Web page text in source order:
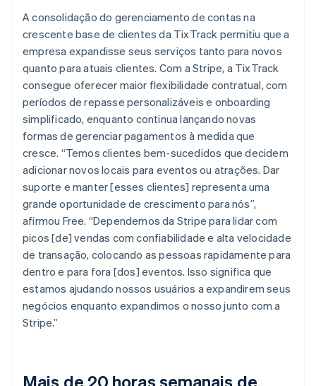
A consolidação do gerenciamento de contas na
crescente base de clientes da TixTrack permitiu que a
empresa expandisse seus serviços tanto para novos
quanto para atuais clientes. Com a Stripe, a TixTrack
consegue oferecer maior flexibilidade contratual, com
períodos de repasse personalizáveis e onboarding
simplificado, enquanto continua lançando novas
formas de gerenciar pagamentos à medida que
cresce. “Temos clientes bem-sucedidos que decidem
adicionar novos locais para eventos ou atrações. Dar
suporte e manter [esses clientes] representa uma
grande oportunidade de crescimento para nós”,
afirmou Free. “Dependemos da Stripe para lidar com
picos [de] vendas com confiabilidade e alta velocidade
de transação, colocando as pessoas rapidamente para
dentro e para fora [dos] eventos. Isso significa que
estamos ajudando nossos usuários a expandirem seus
negócios enquanto expandimos o nosso junto com a
Stripe.”
Mais de 20 horas semanais de